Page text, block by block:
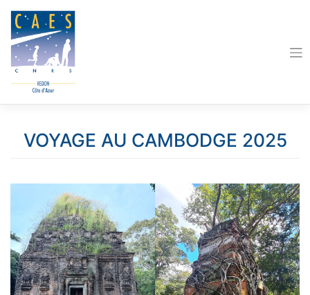
content
VOYAGE AU CAMBODGE 2025